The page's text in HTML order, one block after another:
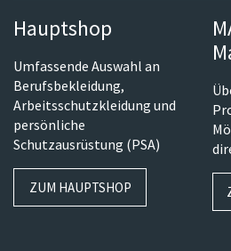
Hauptshop
Umfassende Auswahl an
Berufsbekleidung,
Arbeitsschutzkleidung und
persönliche
Schutzausrüstung (PSA)
ZUM HAUPTSHOP